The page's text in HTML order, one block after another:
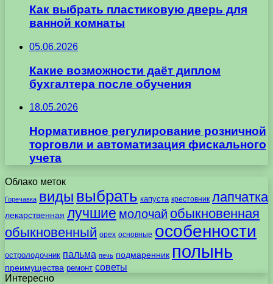
Как выбрать пластиковую дверь для
ванной комнаты
05.06.2026
Какие возможности даёт диплом
бухгалтера после обучения
18.05.2026
Нормативное регулирование розничной
торговли и автоматизация фискального
учета
Облако меток
Горечавка виды выбрать капуста крестовник лапчатка
лекарственная лучшие молочай обыкновенная
обыкновенный орех основные особенности
остролодочник пальма печь подмаренник полынь
преимущества ремонт советы
Интересно